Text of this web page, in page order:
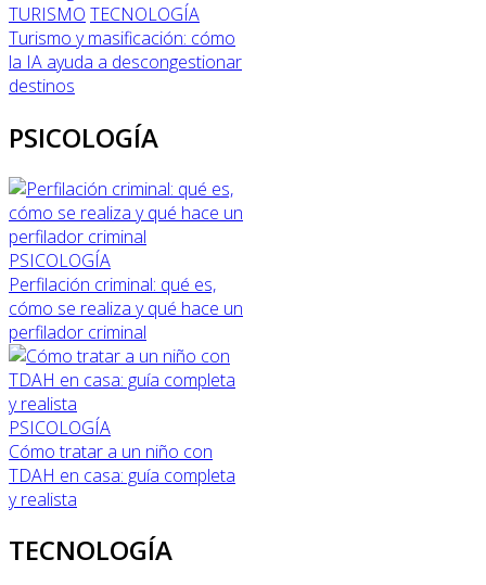
TURISMO TECNOLOGÍA
Turismo y masificación: cómo
la IA ayuda a descongestionar
destinos
PSICOLOGÍA
PSICOLOGÍA
Perfilación criminal: qué es,
cómo se realiza y qué hace un
perfilador criminal
PSICOLOGÍA
Cómo tratar a un niño con
TDAH en casa: guía completa
y realista
TECNOLOGÍA